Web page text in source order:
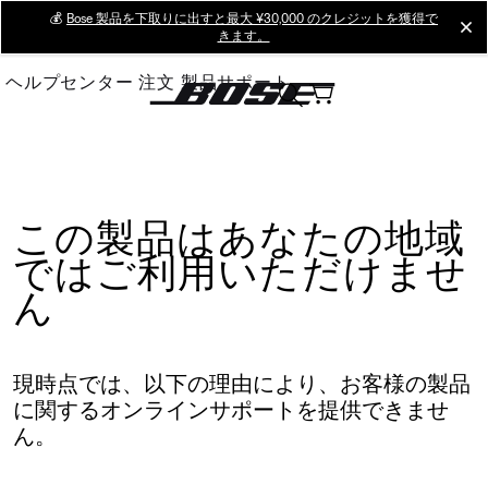
Main
💰 Bose 製品を下取りに出すと最大 ¥30,000 のクレジットを獲得で
きます。
ヘルプセンター 注文 製品サポート
この製品はあなたの地域
ではご利用いただけませ
ん
現時点では、以下の理由により、お客様の製品
に関するオンラインサポートを提供できませ
ん。